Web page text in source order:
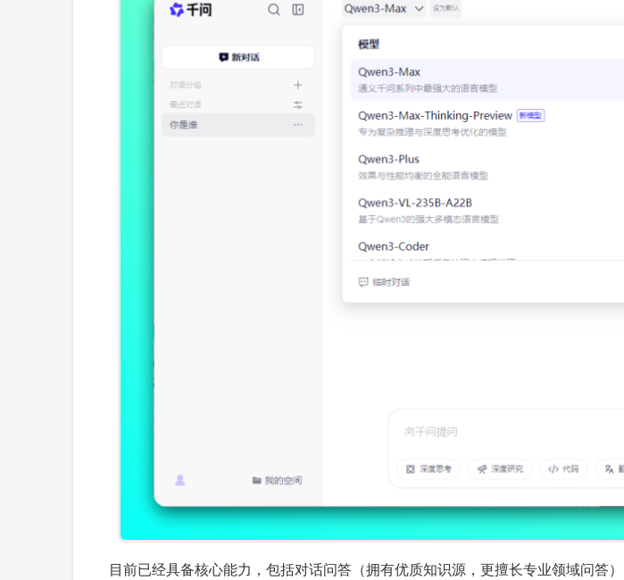
目前已经具备核心能力，包括对话问答（拥有优质知识源，更擅长专业领域问